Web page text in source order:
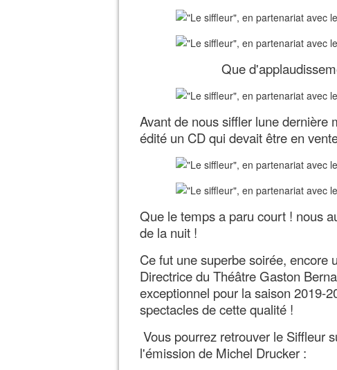
Que
Avant de nous siffler lune dernière
édité un CD qui devait être en
Que le temps a paru court ! nous
de la nuit !
Ce fut une superbe soirée, encore
Directrice du Théâtre Gaston
exceptionnel pour la saison 2019-
spectacles de cette qualité !
Vous pourrez retrouver le Siffleur
l'émission de Michel Drucker :